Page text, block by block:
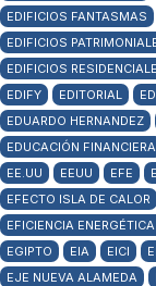
EDIFICIOS FANTASMAS
EDIFICIOS
EDIFICIOS
EDIFY
EDITORIAL
EDUARDO HERNANDEZ
EDUCACIÓN FINANCIERA
EE.UU
EEUU EFE
EFECTO ISLA DE CALOR
EFICIENCIA
EGIPTO
EIA EICI
EJE NUEVA ALAMEDA